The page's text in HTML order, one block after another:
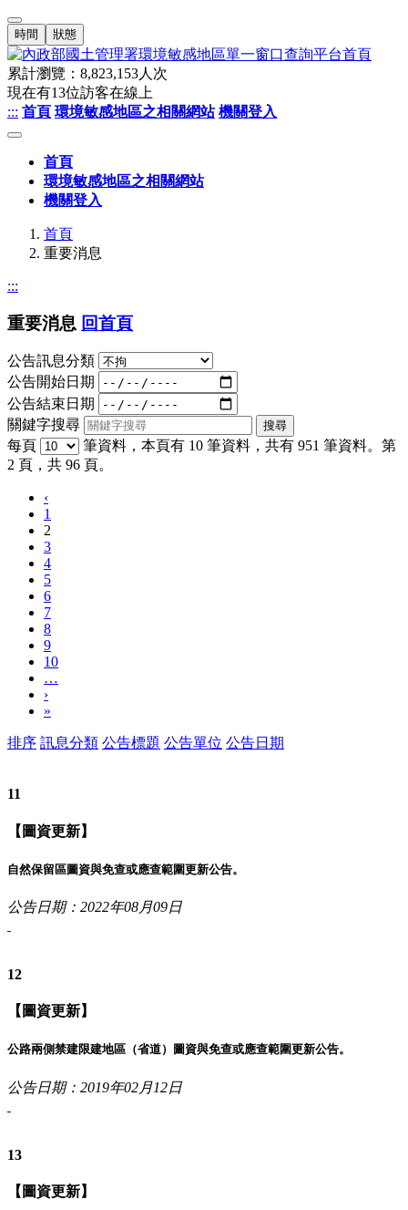
時間 狀態
累計瀏覽： 8,823,153人次
現在有13位訪客在線上
::: 首頁 環境敏感地區之相關網站 機關登入
首頁
環境敏感地區之相關網站
機關登入
首頁
重要消息
:::
重要消息 回首頁
公告訊息分類
公告開始日期
公告結束日期
關鍵字搜尋
每頁
筆資料，本頁有 10 筆資料，共有 951 筆資料。第
2 頁，共 96 頁。
‹
1
2
3
4
5
6
7
8
9
10
…
›
»
排序 訊息分類 公告標題 公告單位 公告日期
11
【圖資更新】
自然保留區圖資與免查或應查範圍更新公告。
公告日期：2022年08月09日
12
【圖資更新】
公路兩側禁建限建地區（省道）圖資與免查或應查範圍更新公告。
公告日期：2019年02月12日
13
【圖資更新】